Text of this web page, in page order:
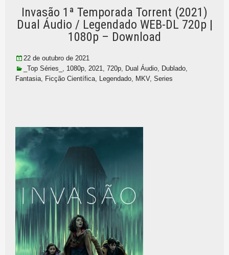
Invasão 1ª Temporada Torrent (2021)
Dual Áudio / Legendado WEB-DL 720p |
1080p – Download
22 de outubro de 2021
_Top Séries_ , 1080p, 2021, 720p, Dual Áudio, Dublado,
Fantasia, Ficção Científica, Legendado, MKV, Series